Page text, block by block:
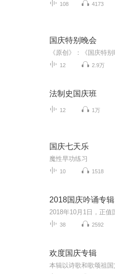
108 4173
国庆特别晚会
12 2.9万
法制史国庆班
12 1万
国庆七天乐
魔性早功练习
10 1518
2018国庆吟诵专辑
38 2592
欢度国庆专辑